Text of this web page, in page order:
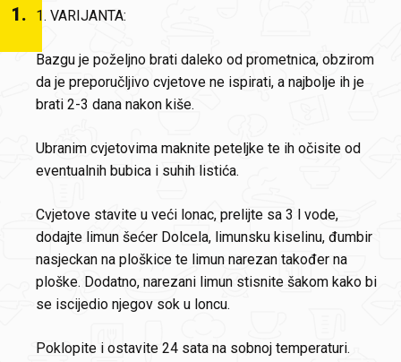
1. 1. VARIJANTA:
Bazgu je poželjno brati daleko od prometnica, obzirom
da je preporučljivo cvjetove ne ispirati, a najbolje ih je
brati 2-3 dana nakon kiše.
Ubranim cvjetovima maknite peteljke te ih očisite od
eventualnih bubica i suhih listića.
Cvjetove stavite u veći lonac, prelijte sa 3 l vode,
dodajte limun šećer Dolcela, limunsku kiselinu, đumbir
nasjeckan na ploškice te limun narezan također na
ploške. Dodatno, narezani limun stisnite šakom kako bi
se iscijedio njegov sok u loncu.
Poklopite i ostavite 24 sata na sobnoj temperaturi.